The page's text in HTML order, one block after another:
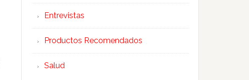
Entrevistas
Productos Recomendados
Salud